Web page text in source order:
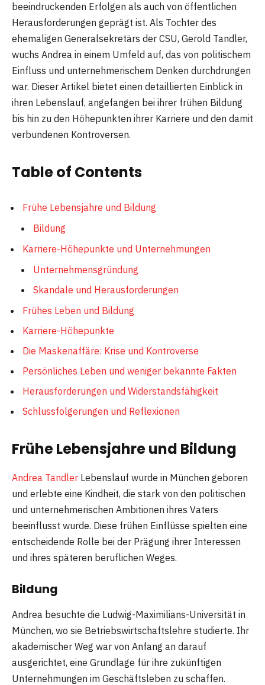
beeindruckenden Erfolgen als auch von öffentlichen
Herausforderungen geprägt ist. Als Tochter des
ehemaligen Generalsekretärs der CSU, Gerold Tandler,
wuchs Andrea in einem Umfeld auf, das von politischem
Einfluss und unternehmerischem Denken durchdrungen
war. Dieser Artikel bietet einen detaillierten Einblick in
ihren Lebenslauf, angefangen bei ihrer frühen Bildung
bis hin zu den Höhepunkten ihrer Karriere und den damit
verbundenen Kontroversen.
Table of Contents
Frühe Lebensjahre und Bildung
Bildung
Karriere-Höhepunkte und Unternehmungen
Unternehmensgründung
Skandale und Herausforderungen
Frühes Leben und Bildung
Karriere-Höhepunkte
Die Maskenaffäre: Krise und Kontroverse
Persönliches Leben und weniger bekannte Fakten
Herausforderungen und Widerstandsfähigkeit
Schlussfolgerungen und Reflexionen
Frühe Lebensjahre und Bildung
Andrea Tandler Lebenslauf wurde in München geboren
und erlebte eine Kindheit, die stark von den politischen
und unternehmerischen Ambitionen ihres Vaters
beeinflusst wurde. Diese frühen Einflüsse spielten eine
entscheidende Rolle bei der Prägung ihrer Interessen
und ihres späteren beruflichen Weges.
Bildung
Andrea besuchte die Ludwig-Maximilians-Universität in
München, wo sie Betriebswirtschaftslehre studierte. Ihr
akademischer Weg war von Anfang an darauf
ausgerichtet, eine Grundlage für ihre zukünftigen
Unternehmungen im Geschäftsleben zu schaffen.